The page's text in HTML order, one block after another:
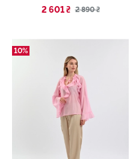
2 601 ₴ 2 890 ₴
10%